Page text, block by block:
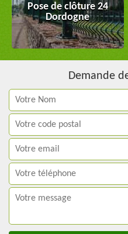
Pose de clôture 24
Dordogne
Demande